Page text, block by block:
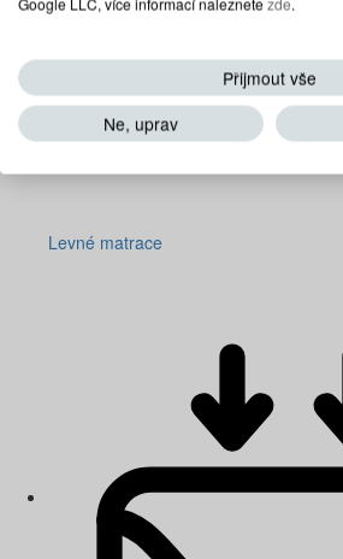
Levné matrace
Přijmout vše
Ne, uprav